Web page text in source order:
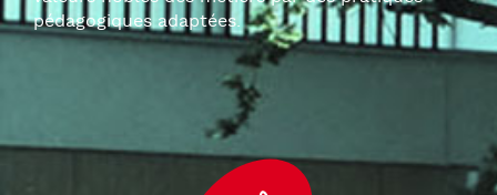
pédagogiques adaptées.